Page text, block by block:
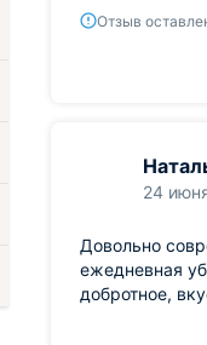
Отзыв
24
Довольно
ежедневная
добротное,